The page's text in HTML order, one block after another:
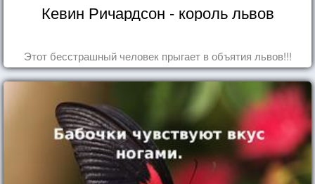
Кевин Ричардсон - король львов
Этот бесстрашный человек прыгает в объятия львов!!!